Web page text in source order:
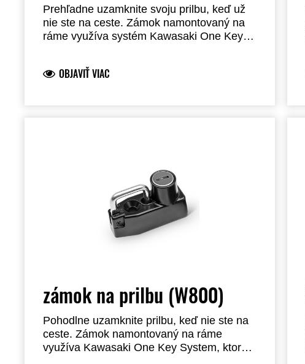
Prehľadne uzamknite svoju prilbu, keď už
nie ste na ceste. Zámok namontovaný na
ráme využíva systém Kawasaki One Key
konštrukcia. Vyžaduje inštaláciu u predajcu.
OBJAVIŤ VIAC
zámok na prilbu (W800)
Pohodlne uzamknite prilbu, keď nie ste na
ceste. Zámok namontovaný na ráme
využíva Kawasaki One Key System, ktorý